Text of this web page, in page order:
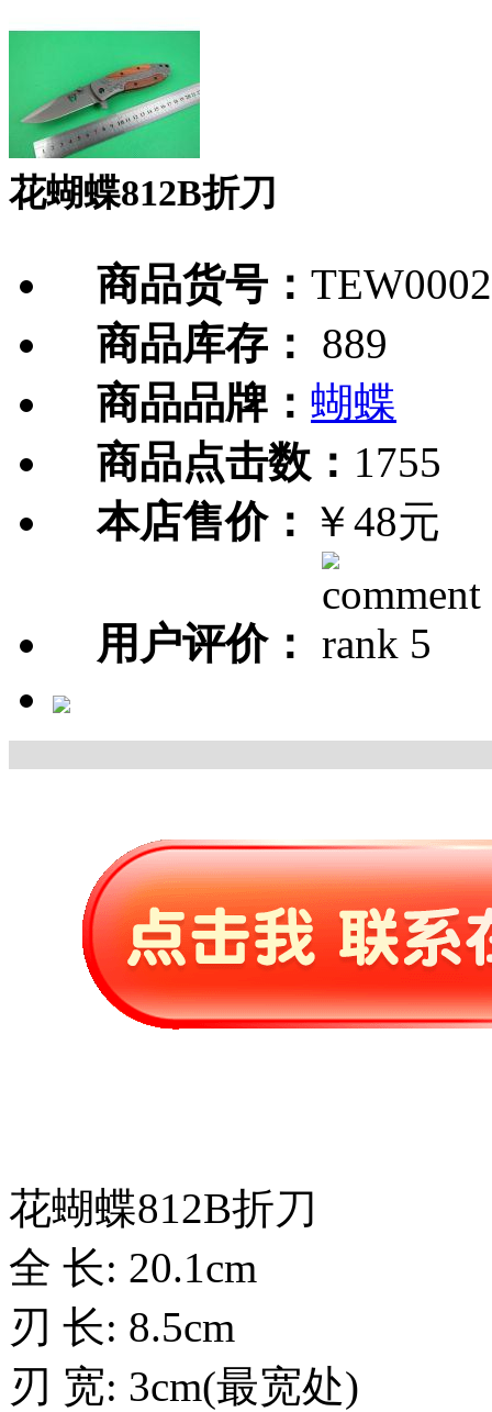
花蝴蝶812B折刀
商品货号：
商品库存：
889
商品品牌： 蝴蝶
商品点击数： 1755
本店售价： ￥48元
用户评价：
花蝴蝶812B折刀
全 长: 20.1cm
刃 长: 8.5cm
刃 宽: 3cm(最宽处)